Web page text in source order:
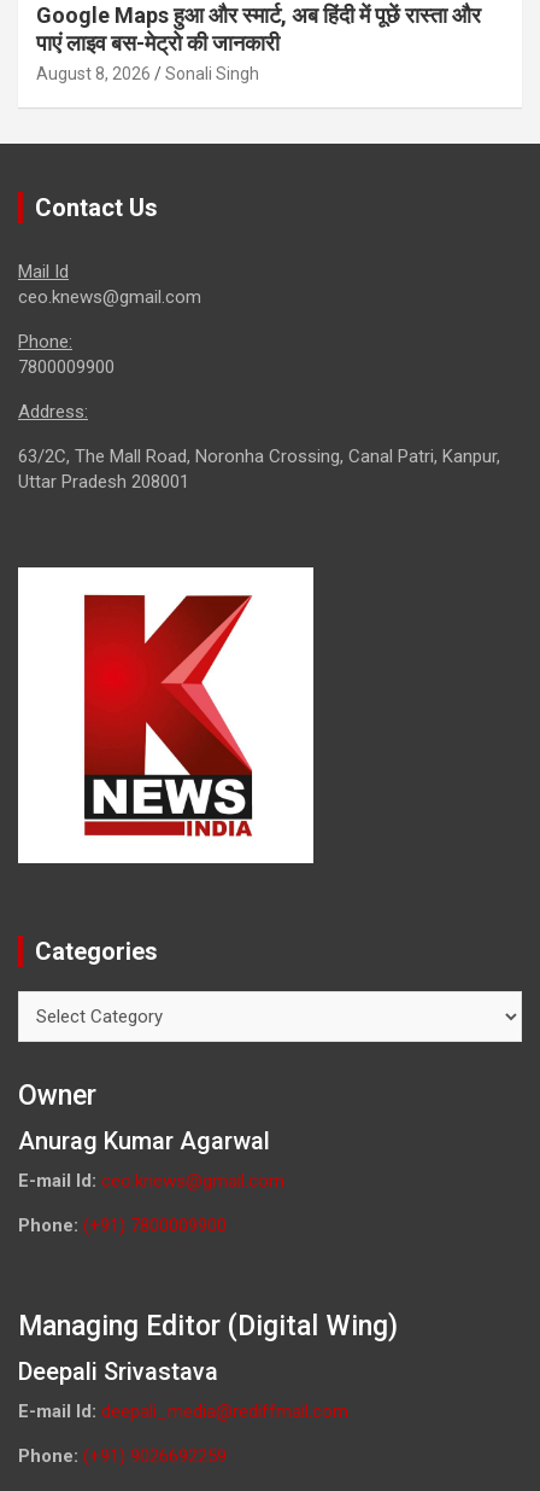
Google Maps हुआ और स्मार्ट, अब हिंदी में पूछें रास्ता और
पाएं लाइव बस-मेट्रो की जानकारी
August 8, 2026 Sonali Singh
Contact Us
Mail Id
ceo.knews@gmail.com
Phone:
7800009900
Address:
63/2C, The Mall Road, Noronha Crossing, Canal Patri, Kanpur,
Uttar Pradesh 208001
Categories
Owner
Anurag Kumar Agarwal
E-mail Id: ceo.knews@gmail.com
Phone: (+91) 7800009900
Managing Editor (Digital Wing)
Deepali Srivastava
E-mail Id: deepali_media@rediffmail.com
Phone: (+91) 9026692259